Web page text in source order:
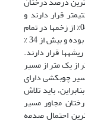
طبقه قطری 04-24 و 04-04 سانتیمتر قرار دارند و
بیشترین درصد زخمها سطحی هستند. همچنین، 04% از زخمها در تمام
گونهها دارای اندازهای کمتر از 044 سانتیمتر مربع بوده و بیش از 34 %
قرار دارند.
یک متر از مسیر
چوبکشی دارای
باید تلاش
مجاور مسیر
احتمال صدمه